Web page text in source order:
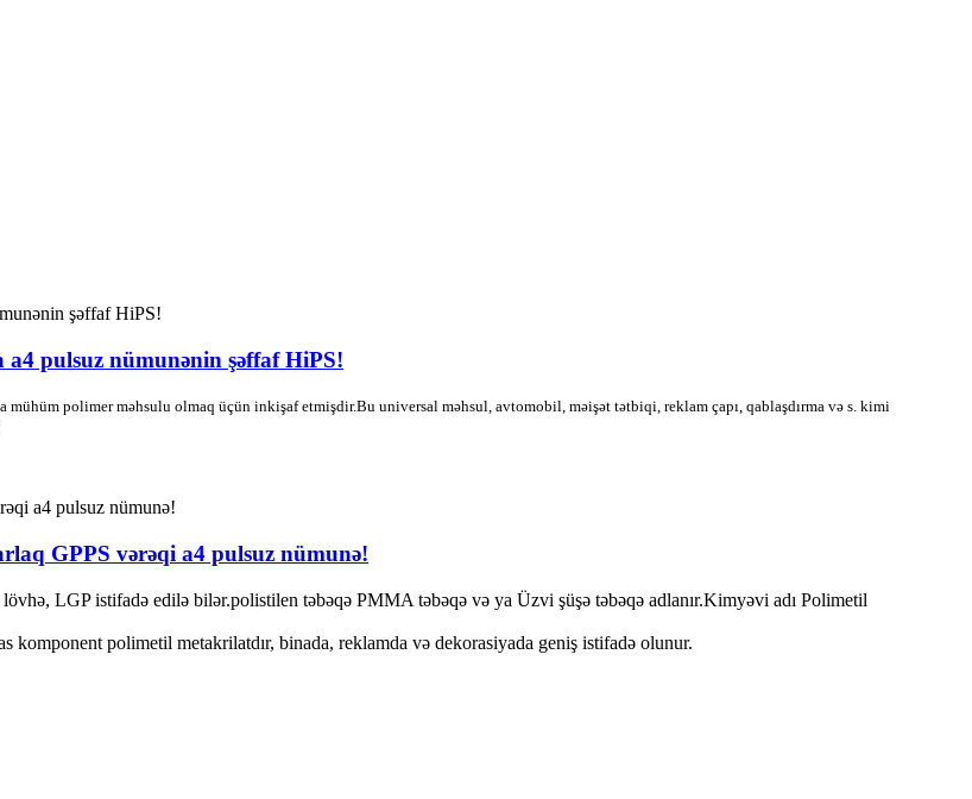
a4 pulsuz nümunənin şəffaf HiPS!
polimer məhsulu olmaq üçün inkişaf etmişdir.Bu universal məhsul, avtomobil, məişət tətbiqi, reklam çapı, qablaşdırma və s. kimi
GPPS vərəqi a4 pulsuz nümunə!
LGP istifadə edilə bilər.polistilen təbəqə PMMA təbəqə və ya Üzvi şüşə təbəqə adlanır.Kimyəvi adı Polimetil
komponent polimetil metakrilatdır, binada, reklamda və dekorasiyada geniş istifadə olunur.